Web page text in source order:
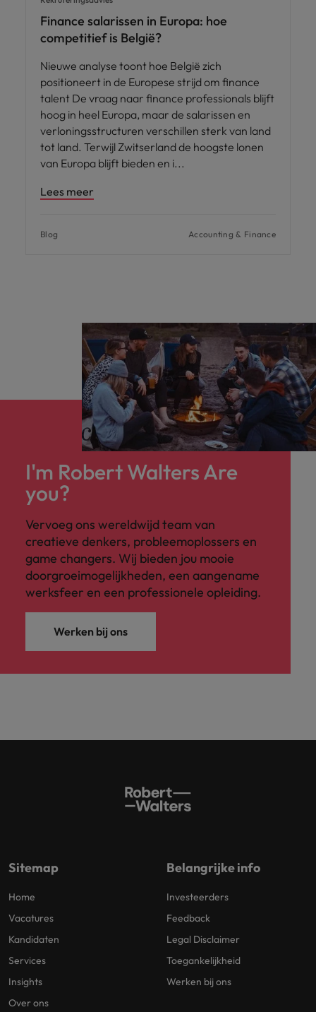
Finance salarissen in Europa: hoe
competitief is België?
Nieuwe analyse toont hoe België zich
positioneert in de Europese strijd om finance
talent De vraag naar finance professionals blijft
hoog in heel Europa, maar de salarissen en
verloningsstructuren verschillen sterk van land
tot land. Terwijl Zwitserland de hoogste lonen
van Europa blijft bieden en i
Lees meer
Blog Accounting & Finance
I'm Robert Walters Are
you?
Vervoeg ons wereldwijd team van
creatieve denkers, probleemoplossers en
game changers. Wij bieden jou mooie
doorgroeimogelijkheden, een aangename
werksfeer en een professionele opleiding.
Werken bij ons
Sitemap
Home
Vacatures
Kandidaten
Services
Insights
Over ons
Belangrijke info
Investeerders
Feedback
Legal Disclaimer
Toegankelijkheid
Werken bij ons